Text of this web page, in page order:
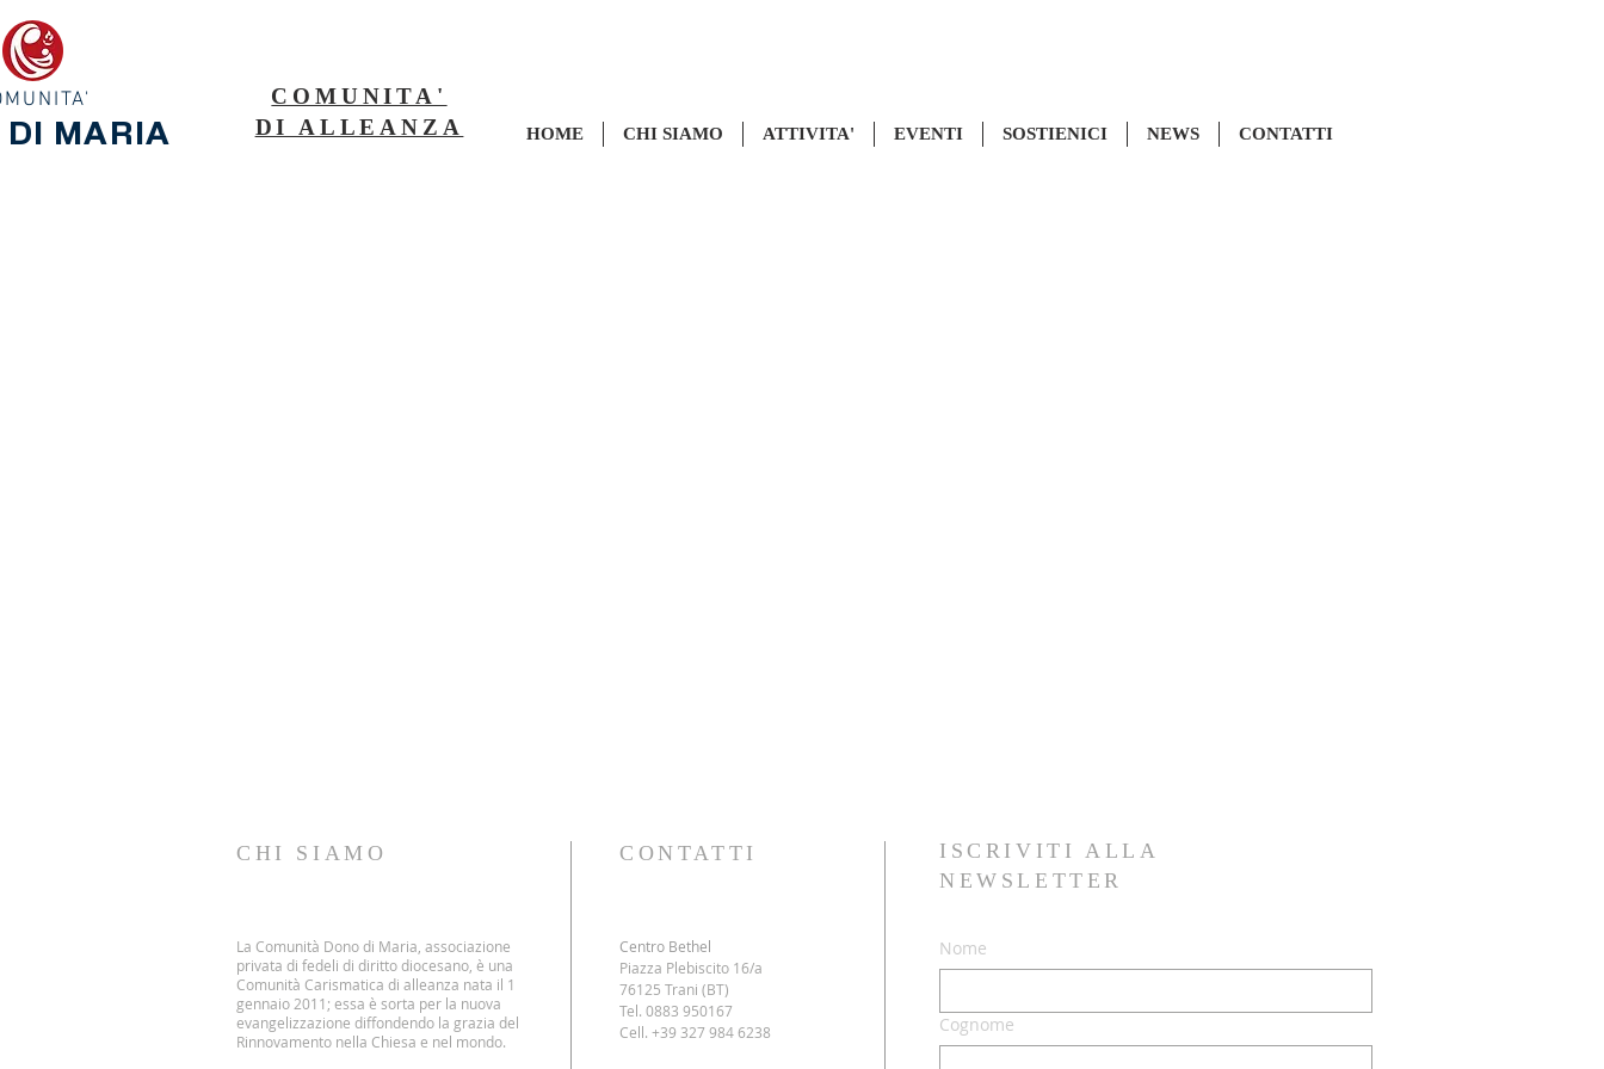
DI MARIA
COMUNITA'
DI ALLEANZA
HOME CHI SIAMO ATTIVITA' EVENTI SOSTIENICI NEWS CONTATTI
CHI SIAMO
La Comunità Dono di Maria, associazione
privata di fedeli di diritto diocesano, è una
Comunità Carismatica di alleanza nata il 1
gennaio 2011; essa è sorta per la nuova
evangelizzazione diffondendo la grazia del
Rinnovamento nella Chiesa e nel mondo.
CONTATTI
Centro Bethel
Piazza Plebiscito 16/a
76125 Trani (BT)
Tel. 0883 950167
Cell. +39 327 984 6238
ISCRIVITI ALLA
NEWSLETTER
Nome
Cognome